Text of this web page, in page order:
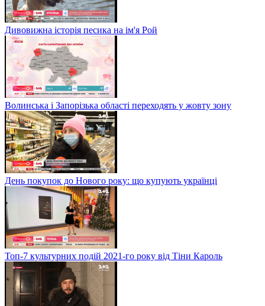
Дивовижна історія песика на ім'я Рой
Волинська і Запорізька області переходять у жовту зону
День покупок до Нового року: що купують українці
Топ-7 культурних подій 2021-го року від Тіни Кароль